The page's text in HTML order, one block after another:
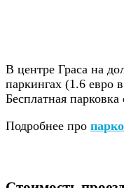
В центре Граса на
паркингах (1.6 евро
Бесплатная парковка
Подробнее про